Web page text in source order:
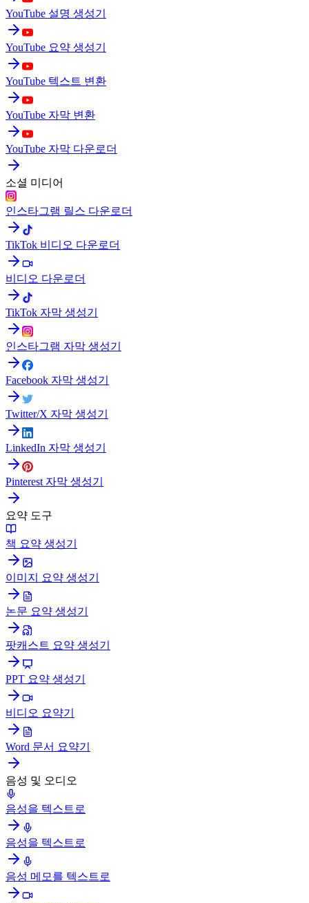
YouTube 설명 생성기
YouTube 요약 생성기
YouTube 텍스트 변환
YouTube 자막 변환
YouTube 자막 다운로더
소셜 미디어
인스타그램 릴스 다운로더
TikTok 비디오 다운로더
비디오 다운로더
TikTok 자막 생성기
인스타그램 자막 생성기
Facebook 자막 생성기
Twitter/X 자막 생성기
LinkedIn 자막 생성기
Pinterest 자막 생성기
요약 도구
책 요약 생성기
이미지 요약 생성기
논문 요약 생성기
팟캐스트 요약 생성기
PPT 요약 생성기
비디오 요약기
Word 문서 요약기
음성 및 오디오
음성을 텍스트로
음성을 텍스트로
음성 메모를 텍스트로